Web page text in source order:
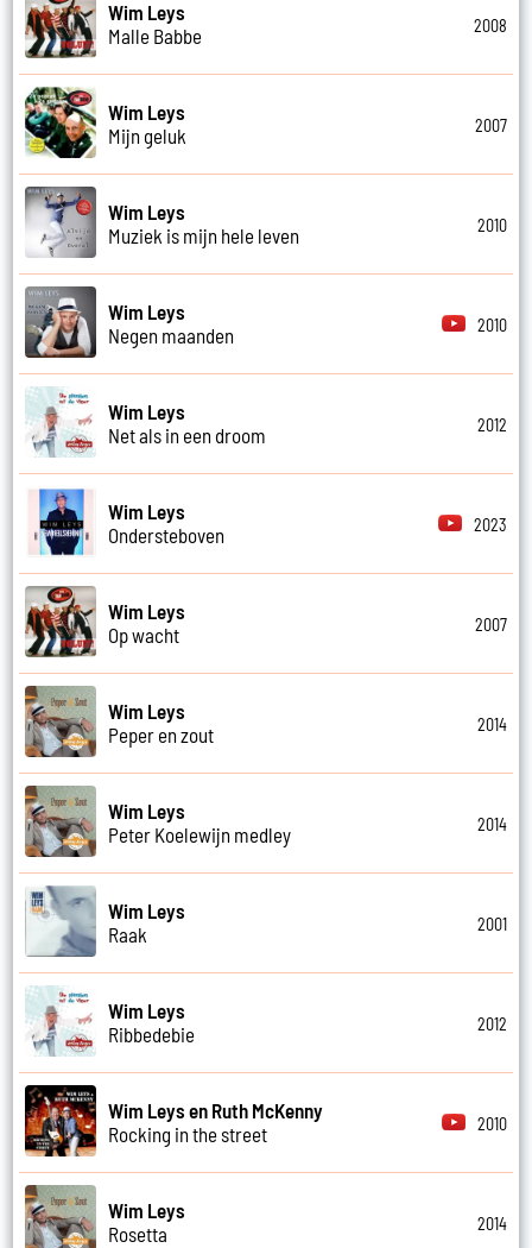
Wim Leys
Malle Babbe
2008
Wim Leys
Mijn geluk
2007
Wim Leys
Muziek is mijn hele leven
2010
Wim Leys
Negen maanden
2010
Wim Leys
Net als in een droom
2012
Wim Leys
Ondersteboven
2023
Wim Leys
Op wacht
2007
Wim Leys
Peper en zout
2014
Wim Leys
Peter Koelewijn medley
2014
Wim Leys
Raak
2001
Wim Leys
Ribbedebie
2012
Wim Leys en Ruth McKenny
Rocking in the street
2010
Wim Leys
Rosetta
2014